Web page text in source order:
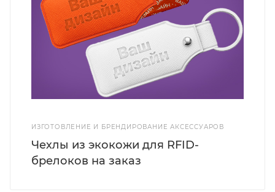
ИЗГОТОВЛЕНИЕ И БРЕНДИРОВАНИЕ АКСЕССУАРОВ
Чехлы из экокожи для RFID-
брелоков на заказ